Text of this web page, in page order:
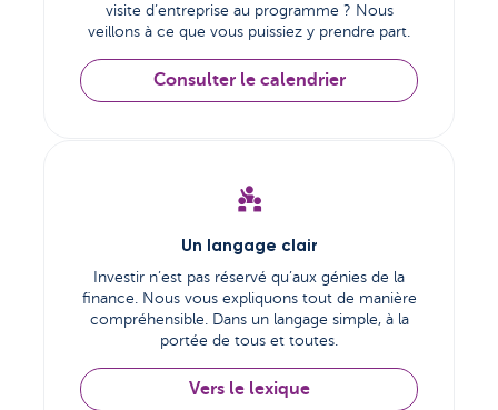
visite d’entreprise au programme ? Nous
veillons à ce que vous puissiez y prendre part.
Consulter le calendrier
Un langage clair
Investir n’est pas réservé qu’aux génies de la
finance. Nous vous expliquons tout de manière
compréhensible. Dans un langage simple, à la
portée de tous et toutes.
Vers le lexique